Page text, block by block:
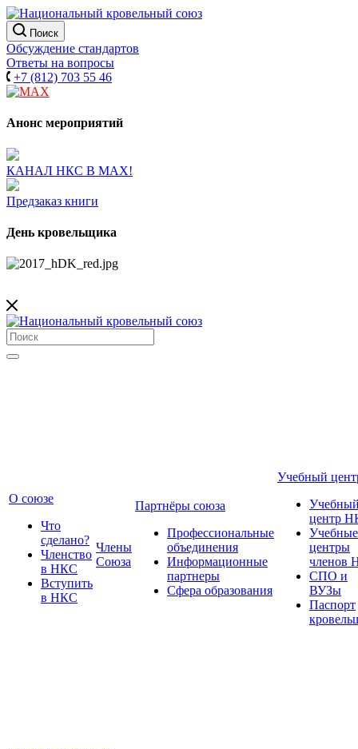
Поиск
Обсуждение стандартов
Ответы на вопросы
+7 (812) 703 55 46
Анонс мероприятий
КАНАЛ НКС В МАХ!
Предзаказ книги
День кровельщика
О союзе
Что
сделано?
Членство
в НКС
Вступить
в НКС
Члены
Союза
Партнёры союза
Профессиональные
объединения
Информационные
партнеры
Сфера образования
Учебный
центр
Учебные
центры
членов
СПО и
ВУЗы
Паспорт